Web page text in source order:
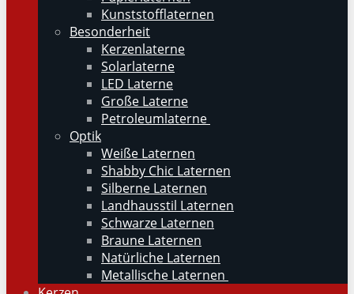
Kunststofflaternen
Besonderheit
Kerzenlaterne
Solarlaterne
LED Laterne
Große Laterne
Petroleumlaterne
Optik
Weiße Laternen
Shabby Chic Laternen
Silberne Laternen
Landhausstil Laternen
Schwarze Laternen
Braune Laternen
Natürliche Laternen
Metallische Laternen